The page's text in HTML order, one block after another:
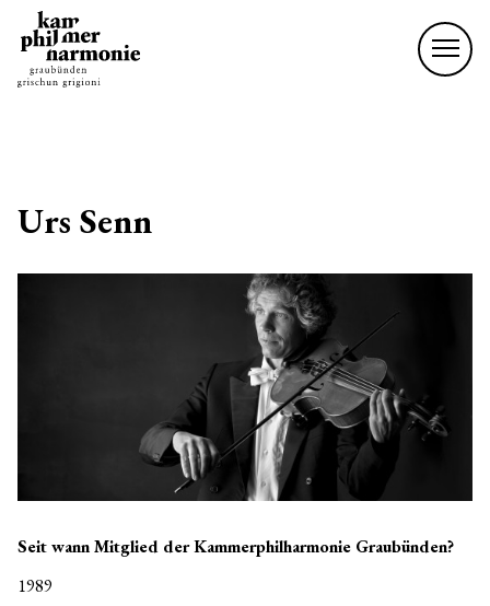
Urs Senn
Seit wann Mitglied der Kammerphilharmonie Graubünden?
1989